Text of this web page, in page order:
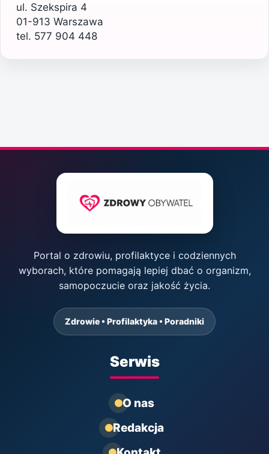
ul. Szekspira 4
01-913 Warszawa
tel. 577 904 448
Portal o zdrowiu, profilaktyce i codziennych
wyborach, które pomagają lepiej dbać o organizm,
samopoczucie oraz jakość życia.
Zdrowie • Profilaktyka • Poradniki
Serwis
O nas
Redakcja